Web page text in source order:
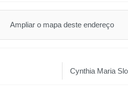
Ampliar o mapa deste endereço
Cynthia Maria